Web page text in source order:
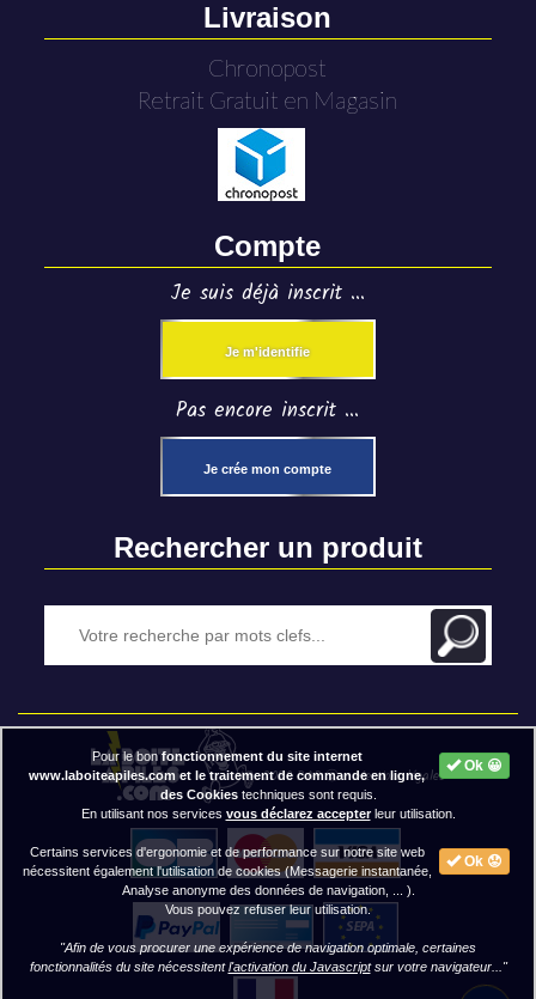
Livraison
Chronopost
Retrait Gratuit en Magasin
Compte
Je suis déjà inscrit ...
Je m'identifie
Pas encore inscrit ...
Je crée mon compte
Rechercher un produit
2020 BAP ⓒ - Mentions légales
Ok 😀
Pour le bonfonctionnement du site internet
www.laboiteapiles.com et le traitement de commande en ligne,
des Cookiestechniques sont requis.
En utilisant nos services vous déclarez accepterleur utilisation.
Ok 😟
Certains services d'ergonomie et de performance sur notre site web
nécessitent également l'utilisation de cookies (Messagerie instantanée,
Analyse anonyme des données de navigation, ... ).
Vous pouvez refuser leur utilisation.
"Afin de vous procurer une expérience de navigation optimale, certaines
fonctionnalités du site nécessitentl'activation du Javascriptsur votre navigateur..."